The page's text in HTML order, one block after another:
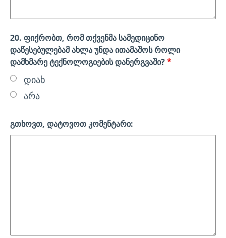
20. ფიქრობთ, რომ თქვენმა სამედიცინო
დაწესებულებამ ახლა უნდა ითამაშოს როლი
დამხმარე ტექნოლოგიების დანერგვაში?*
დიახ
არა
გთხოვთ, დატოვოთ კომენტარი: